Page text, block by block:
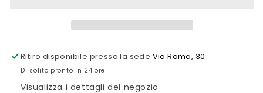
Ritiro disponibile presso la sede Via Roma, 30
Di solito pronto in 24 ore
Visualizza i dettagli del negozio